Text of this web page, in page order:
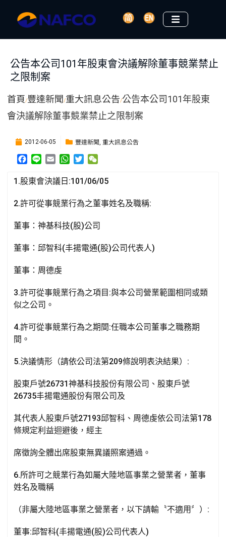
公告本公司101年股東會決議解除董事競業禁止
之限制案
首頁/豐達新聞/重大訊息公告/公告本公司101年股東
會決議解除董事競業禁止之限制案
2012-06-05 豐達新聞,重大訊息公告
F
c
b
o
o
k
L
n
E
a
l
W
a
s
A
p
p
T
i
t
e
r
C
a
t
1.股東會決議日:101/06/05
2.許可從事競業行為之董事姓名及職稱:
董事：神基科技(股)公司
董事：邱智科(丰揚電通(股)公司代表人)
董事：周德虔
3.許可從事競業行為之項目:與本公司營業範圍相同或類
似之公司。
4.許可從事競業行為之期間:任職本公司董事之職務期
間。
5.決議情形（請依公司法第209條說明表決結果）:
股東戶號26731神基科技股份有限公司、股東戶號
26735丰揚電通股份有限公司及
其代表人股東戶號27193邱智科、周德虔依公司法第178
條規定利益迴避後，經主
席徵詢全體出席股東無異議照案通過。
6.所許可之競業行為如屬大陸地區事業之營業者，董事
姓名及職稱
（非屬大陸地區事業之營業者，以下請輸〝不適用〞）:
董事:邱智科(丰揚電通(股)公司代表人)